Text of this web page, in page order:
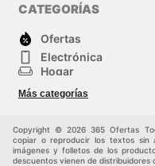
CATEGORÍAS
Ofertas
Electrónica
Hogar
Herramientas y
Infancia
Más categorías
Copyright © 2026 365 Ofertas
copiar o reproducir los textos sin
imágenes y folletos de los
descuentos vienen de